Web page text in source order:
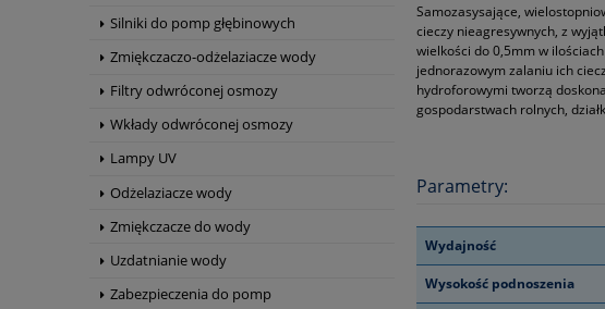
Silniki do pomp głębinowych
Zmiękczaczo-odżelaziacze wody
Filtry odwróconej osmozy
Wkłady odwróconej osmozy
Lampy UV
Odżelaziacze wody
Zmiękczacze do wody
Uzdatnianie wody
Zabezpieczenia do pomp
Samozasysające,
cieczy nieagresywnych, z
wielkości do 0,5mm w
jednorazowym zalaniu ich
hydroforowymi tworzą
gospodarstwach rolnych,
Parametry:
Wydajność
Wysokość podnoszenia